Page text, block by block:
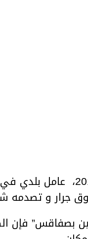
توفي اليوم الإثنين 23
جرار و تصدمه
بصفاقس” فإن